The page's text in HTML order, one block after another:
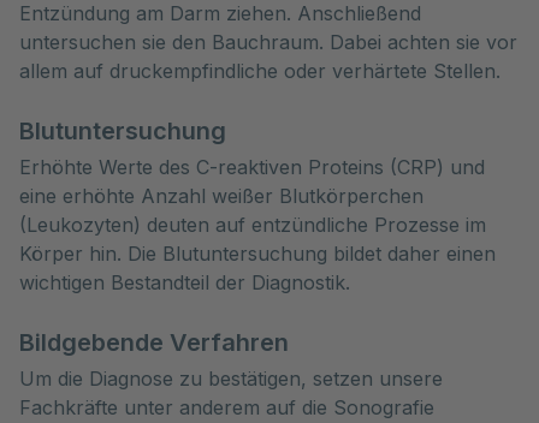
Entzündung am Darm ziehen. Anschließend
untersuchen sie den Bauchraum. Dabei achten sie vor
allem auf druckempfindliche oder verhärtete Stellen.
Blutuntersuchung
Erhöhte Werte des C-reaktiven Proteins (CRP) und
eine erhöhte Anzahl weißer Blutkörperchen
(Leukozyten) deuten auf entzündliche Prozesse im
Körper hin. Die Blutuntersuchung bildet daher einen
wichtigen Bestandteil der Diagnostik.
Bildgebende Verfahren
Um die Diagnose zu bestätigen, setzen unsere
Fachkräfte unter anderem auf die Sonografie